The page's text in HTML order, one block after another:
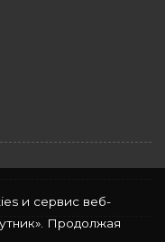
и сервис веб-
Продолжая